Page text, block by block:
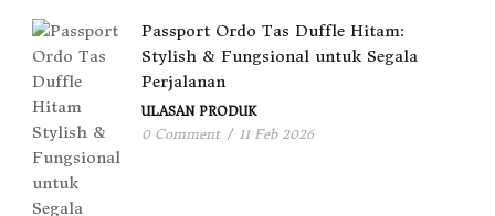
Passport Ordo Tas Duffle Hitam:
Stylish & Fungsional untuk Segala
Perjalanan
ULASAN PRODUK
0 Comment / 11 Feb 2026